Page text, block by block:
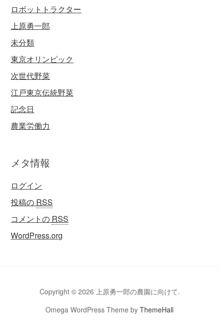
ロボットトラクター
上原勇一郎
未分類
東京オリンピック
次世代野菜
江戸東京伝統野菜
記念日
農業労働力
メタ情報
ログイン
投稿の RSS
コメントの RSS
WordPress.org
Copyright © 2026 上原勇一郎の農園に向けて.
Omega WordPress Theme by ThemeHall